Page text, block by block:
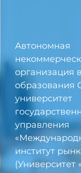
Автономная
организация
образования
университет
управления
институт
(Университет